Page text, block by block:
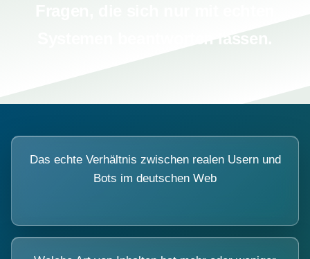
Das echte Verhältnis zwischen realen Usern und
Bots im deutschen Web